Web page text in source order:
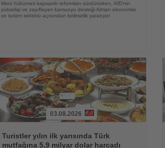
Merz hükümeti kapsamlı reformları sürdürürken, AfD'nin
yükselişi ve zayıflayan kamuoyu desteği Alman ekonomisi
ve turizm sektörü açısından belirsizlik yaratıyor
Oku
03.08.2026
Turistler yılın ilk yarısında Türk
mutfağına 5,9 milyar dolar harcadı